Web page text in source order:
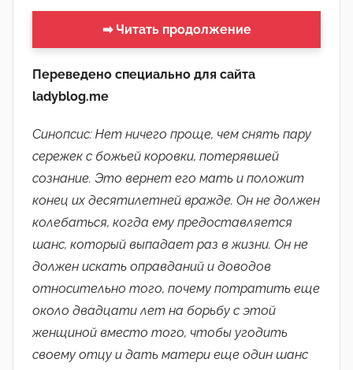
д
а
к
т
-
а
д
м
➡ Читать продолжение
Переведено специально для сайта
ladyblog.me
Синопсис: Нет ничего проще, чем снять пару
сережек с божьей коровки, потерявшей
сознание. Это вернет его мать и положит
конец их десятилетней вражде. Он не должен
колебаться, когда ему предоставляется
шанс, который выпадает раз в жизни. Он не
должен искать оправданий и доводов
относительно того, почему потратить еще
около двадцати лет на борьбу с этой
женщиной вместо того, чтобы угодить
своему отцу и дать матери еще один шанс